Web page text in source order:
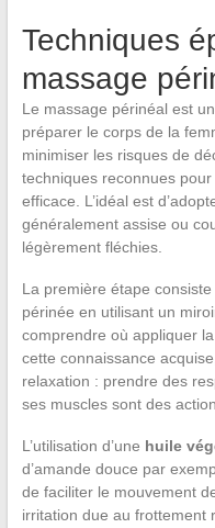
Techniques
massage
Le massage périnéal est
préparer le corps de la
minimiser les risques de
techniques reconnues
efficace. L’idéal est
généralement assise ou
légèrement fléchies.
La première étape
périnée en utilisant un
comprendre où appliquer
cette connaissance
relaxation : prendre des
ses muscles sont des
L’utilisation d’une huile
d’amande douce par
de faciliter le mouvement
irritation due au frottement